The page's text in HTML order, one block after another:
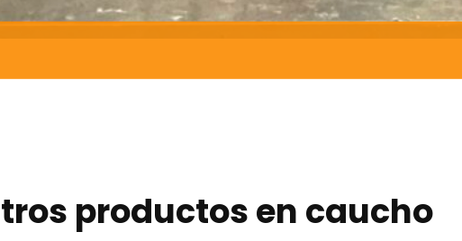
productos en caucho